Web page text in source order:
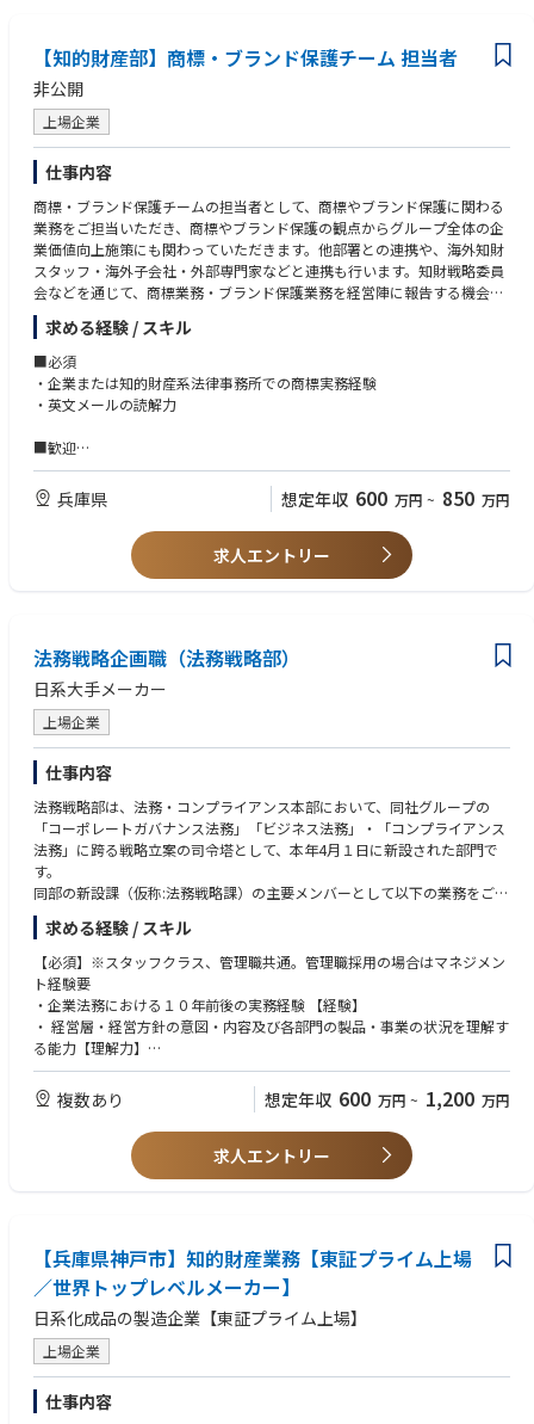
※入社後6か月間は業務理解のため幅広く関わっていただきます。
＜入社後にお任せしたい業務＞
・部署の現状把握からマネジメント体制の確立
・IPOに耐えうる全社的体制の構築支援
・トラブル対応や債権回収を含むリスクマネジメント対応
【知的財産部】商標・ブランド保護チーム 担当者
非公開
上場企業
仕事内容
商標・ブランド保護チームの担当者として、商標やブランド保護に関わる
業務をご担当いただき、商標やブランド保護の観点からグループ全体の企
業価値向上施策にも関わっていただきます。他部署との連携や、海外知財
スタッフ・海外子会社・外部専門家などと連携も行います。知財戦略委員
会などを通じて、商標業務・ブランド保護業務を経営陣に報告する機会も
あり、経営層に近いところで働けることも魅力です。
■職務内容
【商標】
・商標に関する調査、リスク分析
・権利化
・広告審査
【ブランド保護】
・模倣品対策業務（各国、地域における税関差止、模倣品販売店舗摘発、
類似商標への異議申立など）
・調査会社対応
求める経験 / スキル
■必須
・企業または知的財産系法律事務所での商標実務経験
・英文メールの読解力
■歓迎
・特許・意匠の基礎知識・実務経験
・模倣品対策や著作権、米国トレードドレスに関する実務経験
・ブランド戦略の立案の経験
・英会話力（海外スタッフまたは外部専門家などとのコミュニケーショ
・海外駐在のご経験
兵庫県 想定年収 600 万円 ~ 850 万円
求人エントリー
法務戦略企画職（法務戦略部）
日系大手メーカー
上場企業
仕事内容
法務戦略部は、法務・コンプライアンス本部において、同社グループの
「コーポレートガバナンス法務」「ビジネス法務」・「コンプライアンス
法務」に跨る戦略立案の司令塔として、本年4月１日に新設された部門で
す。
同部の新設課（仮称:法務戦略課）の主要メンバーとして以下の業務をご担
当頂きます。
～具体的には～
１. 経営法務及びコーポレートガバナンス法務に関する各種施策の企画立
案・運営
・法的リスクやコンプライアンスリスクの低減にとどまらない、企業価値
創出の実現に向けた
・コーポレート・ガバナンスコードの真の狙いである「攻めの法務」実現
に向けた施策立案・実行
２. 国内外の法務・コンプライアンス企画戦略業務全般
・法務・コンプライアンス両分野のリテラシー強化（特にブランド戦略と
・収益化を意識したビジネス・スキームの立案・提言・実行
・法務DX・WXに関する施策の企画立案・推進
・ルールメーク対応 及び 官公庁・社外組織・関連団体への協議会合への
参画
・法務・コンプライアンス両分野における企業文化の刷新施策の企画立
案・実行
求める経験 / スキル
【必須】※スタッフクラス、管理職共通。管理職採用の場合はマネジメン
ト経験要
・企業法務における１０年前後の実務経験 【経験】
・ 経営層・経営方針の意図・内容及び各部門の製品・事業の状況を理解す
る能力【理解力】
・ 正確かつスピード感を以って法令情報を調査分析し、部内外に向けて積
極的に情報発信する能力 【調査分析・情報発信力】
・ 主体的な施策や企画の立案 及び 最後まで遂行する実行力 【実行力】
・ 多岐にわたる社内外・部内外の関係者との折衝・調整が行える高いコミ
ュニケーション能力【コミュニケーション力】
・ 英語力（目安:TOEIC800点以上、海外対応をいただく可能性も高いた
・企業における経営法務及びコーポレートガバナンス法務に関する豊富な
経験
・企業におけるコンプライアンスリテラシー強化に向けた粘り強い実行並
びに実現経験
・コンプライアンスを通じた、企業ブランド価値の強化や企業価値の創出
に係る実務経験
複数あり 想定年収 600 万円 ~ 1,200 万円
求人エントリー
【兵庫県神戸市】知的財産業務【東証プライム上場
／世界トップレベルメーカー】
日系化成品の製造企業【東証プライム上場】
上場企業
仕事内容